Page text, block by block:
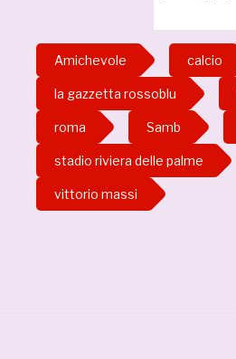
Amichevole calcio
la gazzetta rossoblu
roma Samb
stadio riviera delle palme
vittorio massi